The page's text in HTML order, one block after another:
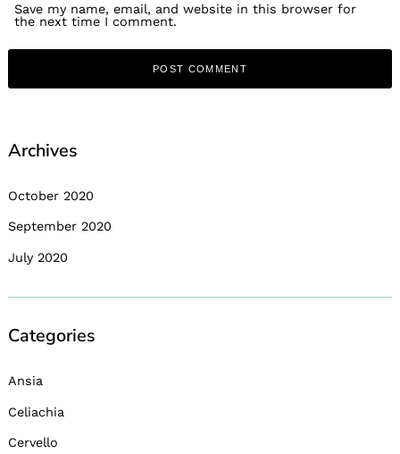
Save my name, email, and website in this browser for
the next time I comment.
Archives
October 2020
September 2020
July 2020
Categories
Ansia
Celiachia
Cervello